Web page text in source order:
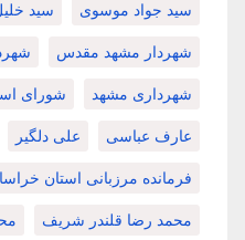
سید جواد موسوی سید
شهردار مشهد مقدس
شهرداری مشهد شورای
عارف عباسی علی دلگیر
فرمانده مرزبانی استان
محمد رضا قلندر شریف